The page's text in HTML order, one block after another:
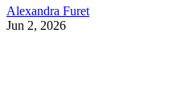
Alexandra Furet
Jun 2, 2026